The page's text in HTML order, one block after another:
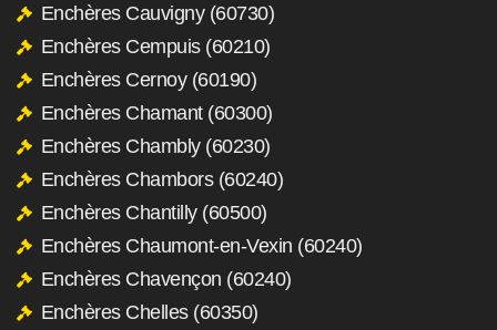
Enchères Cauvigny (60730)
Enchères Cempuis (60210)
Enchères Cernoy (60190)
Enchères Chamant (60300)
Enchères Chambly (60230)
Enchères Chambors (60240)
Enchères Chantilly (60500)
Enchères Chaumont-en-Vexin (60240)
Enchères Chavençon (60240)
Enchères Chelles (60350)